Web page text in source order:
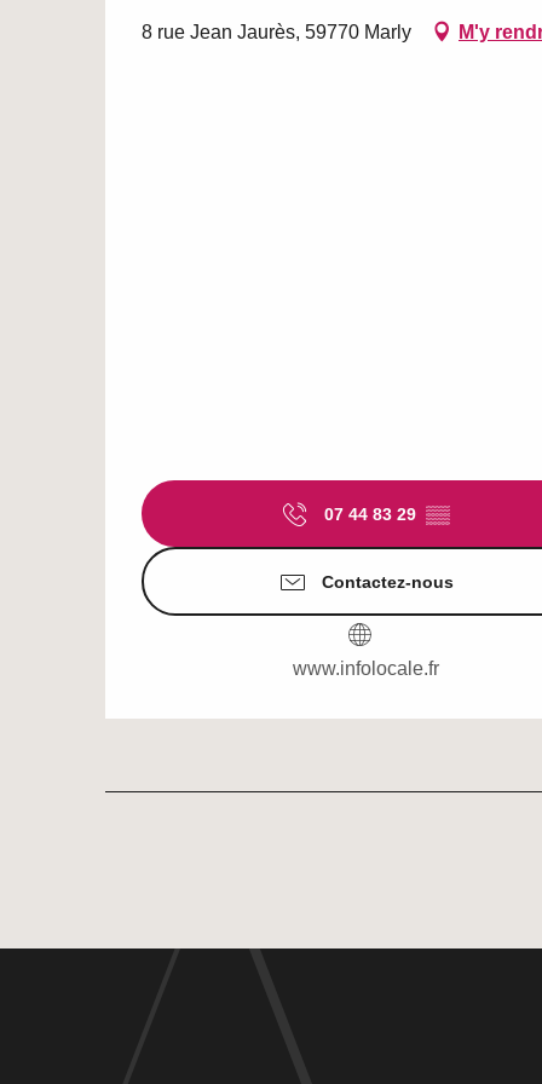
8 rue Jean Jaurès, 59770 Marly M'y
07 44 83 29 ▒▒
Contactez-nous
www.infolocale.fr